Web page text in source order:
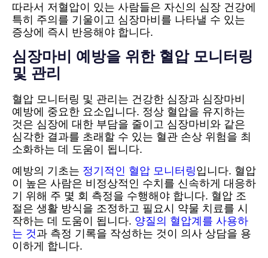
따라서 저혈압이 있는 사람들은 자신의 심장 건강에
특히 주의를 기울이고 심장마비를 나타낼 수 있는
증상에 즉시 반응해야 합니다.
심장마비 예방을 위한 혈압 모니터링
및 관리
혈압 모니터링 및 관리는 건강한 심장과 심장마비
예방에 중요한 요소입니다. 정상 혈압을 유지하는
것은 심장에 대한 부담을 줄이고 심장마비와 같은
심각한 결과를 초래할 수 있는 혈관 손상 위험을 최
소화하는 데 도움이 됩니다.
예방의 기초는 정기적인 혈압 모니터링입니다. 혈압
이 높은 사람은 비정상적인 수치를 신속하게 대응하
기 위해 주 몇 회 측정을 수행해야 합니다. 혈압 조
절은 생활 방식을 조정하고 필요시 약물 치료를 시
작하는 데 도움이 됩니다. 양질의 혈압계를 사용하
는 것과 측정 기록을 작성하는 것이 의사 상담을 용
이하게 합니다.